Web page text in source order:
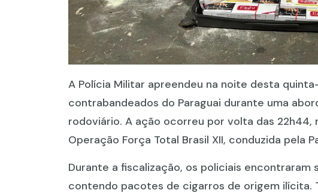
A Polícia Militar apreendeu na noite desta
contrabandeados do Paraguai durante uma
rodoviário. A ação ocorreu por volta das
Operação Força Total Brasil XII, conduzida pela
Durante a fiscalização, os policiais encontraram
contendo pacotes de cigarros de origem ilícita.